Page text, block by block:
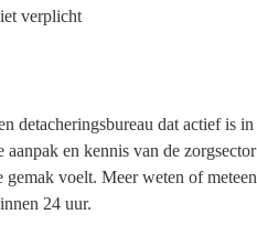
verplicht
detacheringsbureau dat actief is in
en kennis van de zorgsector
voelt. Meer weten of meteen
24 uur.